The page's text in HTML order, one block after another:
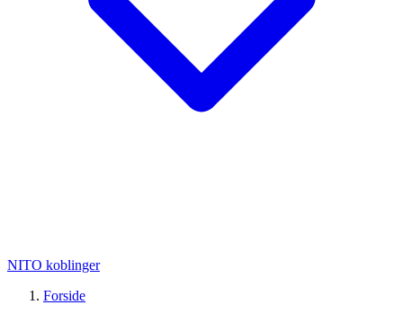
NITO koblinger
Forside